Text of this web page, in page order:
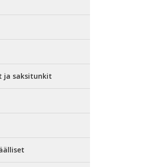
ja saksitunkit